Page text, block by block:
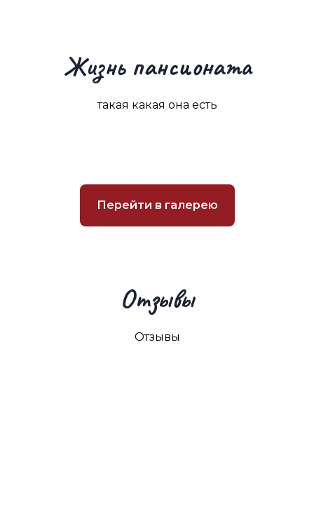
Жизнь пансионата
такая какая она есть
Перейти в галерею
Отзывы
Отзывы